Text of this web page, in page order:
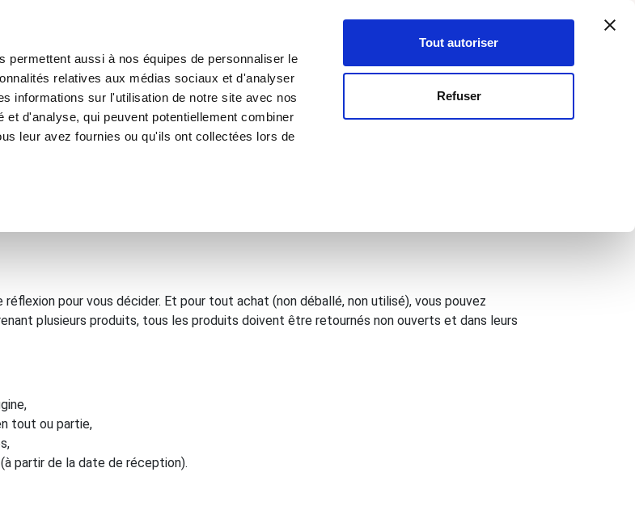
aussi à nos équipes de personnaliser le
relatives aux médias sociaux et d'analyser
informations sur l'utilisation de notre site avec nos
d'analyse, qui peuvent potentiellement combiner
leur avez fournies ou qu'ils ont collectées lors de
Tout autoriser
Refuser
Créer un compte
Mon compte
Inscription -Connexion Votre
MACHINE À CAFÉ MACHINE À GLACE NOUVEAUTÉS
pour vous décider. Et pour tout achat (non déballé, non utilisé), vous pouvez
plusieurs produits, tous les produits doivent être retournés non ouverts et dans leurs
tout ou partie,
partir de la date de réception).